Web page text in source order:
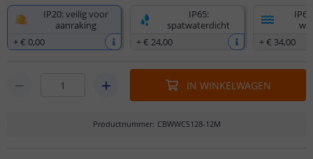
IP20: veilig voor
aanraking
+€ 0,00
IP65:
spatwaterdicht
+€ 24,00
+€ 34,00
IN WINKELWAGEN
Productnummer: CBWWCS128-12M